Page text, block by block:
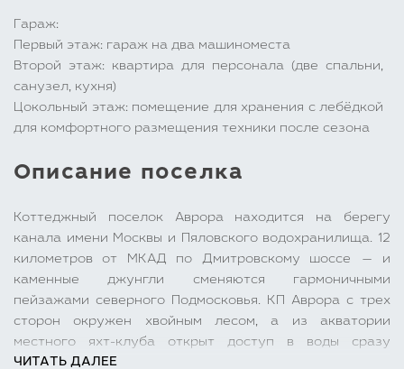
Гараж:
Первый этаж: гараж на два машиноместа
Второй этаж: квартира для персонала (две спальни,
санузел, кухня)
Цокольный этаж: помещение для хранения с лебёдкой
для комфортного размещения техники после сезона
Описание поселка
Коттеджный поселок Аврора находится на берегу
канала имени Москвы и Пяловского водохранилища. 12
километров от МКАД по Дмитровскому шоссе — и
каменные джунгли сменяются гармоничными
пейзажами северного Подмосковья. КП Аврора с трех
сторон окружен хвойным лесом, а из акватории
местного яхт-клуба открыт доступ в воды сразу
нескольких подмосковных водохранилищ.
ЧИТАТЬ ДАЛЕЕ